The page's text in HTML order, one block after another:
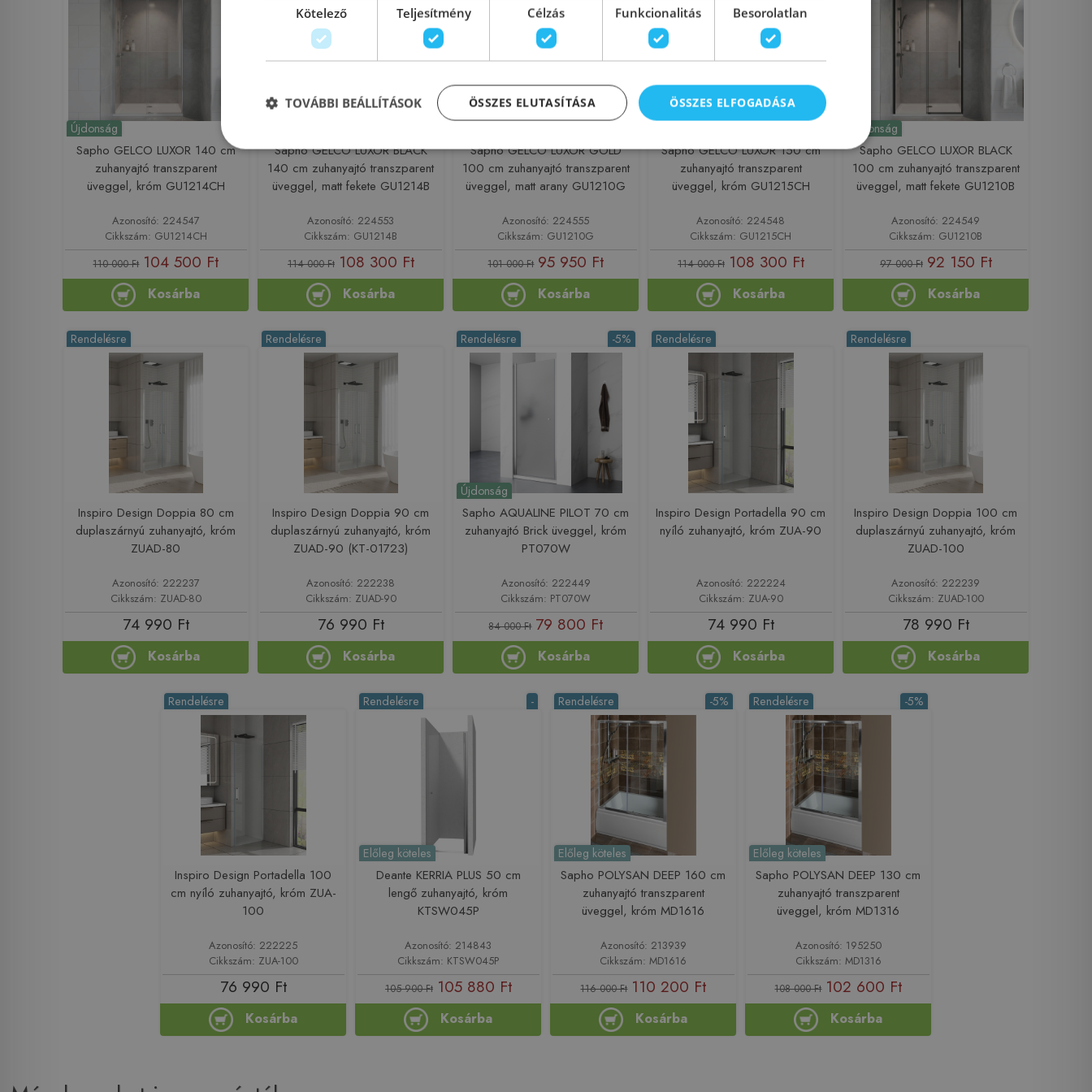
Újdonság
Sapho GELCO LUXOR 140 cm
zuhanyajtó transzparent
üveggel, króm GU1214CH
Azonosító: 224547
Cikkszám: GU1214CH
110 000 Ft 104 500 Ft
Kosárba
Sapho GELCO LUXOR BLACK
140 cm zuhanyajtó transzparent
üveggel, matt fekete GU1214B
Azonosító: 224553
Cikkszám: GU1214B
114 000 Ft 108 300 Ft
Kosárba
Sapho GELCO LUXOR GOLD
100 cm zuhanyajtó transzparent
üveggel, matt arany GU1210G
Azonosító: 224555
Cikkszám: GU1210G
101 000 Ft 95 950 Ft
Kosárba
Sapho GELCO LUXOR 150 cm
zuhanyajtó transzparent
üveggel, króm GU1215CH
Azonosító: 224548
Cikkszám: GU1215CH
114 000 Ft 108 300 Ft
Kosárba
Újdonság
Sapho GELCO LUXOR BLACK
100 cm zuhanyajtó transzparent
üveggel, matt fekete GU1210B
Azonosító: 224549
Cikkszám: GU1210B
97 000 Ft 92 150 Ft
Kosárba
Rendelésre
Inspiro Design Doppia 80 cm
duplaszárnyú zuhanyajtó, króm
ZUAD-80
Azonosító: 222237
Cikkszám: ZUAD-80
74 990 Ft
Kosárba
Rendelésre
Inspiro Design Doppia 90 cm
duplaszárnyú zuhanyajtó, króm
ZUAD-90 (KT-01723)
Azonosító: 222238
Cikkszám: ZUAD-90
76 990 Ft
Kosárba
Újdonság
-5%
Rendelésre
Sapho AQUALINE PILOT 70 cm
zuhanyajtó Brick üveggel, króm
PT070W
Azonosító: 222449
Cikkszám: PT070W
84 000 Ft 79 800 Ft
Kosárba
Rendelésre
Inspiro Design Portadella 90 cm
nyíló zuhanyajtó, króm ZUA-90
Azonosító: 222224
Cikkszám: ZUA-90
74 990 Ft
Kosárba
Rendelésre
Inspiro Design Doppia 100 cm
duplaszárnyú zuhanyajtó, króm
ZUAD-100
Azonosító: 222239
Cikkszám: ZUAD-100
78 990 Ft
Kosárba
Rendelésre
Inspiro Design Portadella 100
cm nyíló zuhanyajtó, króm ZUA-
100
Azonosító: 222225
Cikkszám: ZUA-100
76 990 Ft
Kosárba
-
Rendelésre
Előleg köteles
Deante KERRIA PLUS 50 cm
lengő zuhanyajtó, króm
KTSW045P
Azonosító: 214843
Cikkszám: KTSW045P
105 900 Ft 105 880 Ft
Kosárba
-5%
Rendelésre
Előleg köteles
Sapho POLYSAN DEEP 160 cm
zuhanyajtó transzparent
üveggel, króm MD1616
Azonosító: 213939
Cikkszám: MD1616
116 000 Ft 110 200 Ft
Kosárba
-5%
Rendelésre
Előleg köteles
Sapho POLYSAN DEEP 130 cm
zuhanyajtó transzparent
üveggel, króm MD1316
Azonosító: 195250
Cikkszám: MD1316
108 000 Ft 102 600 Ft
Kosárba
Kötelező Teljesítmény Célzás Funkcionalitás Besorolatlan
ÖSSZES ELFOGADÁSA
ÖSSZES ELUTASÍTÁSA
TOVÁBBI BEÁLLÍTÁSOK